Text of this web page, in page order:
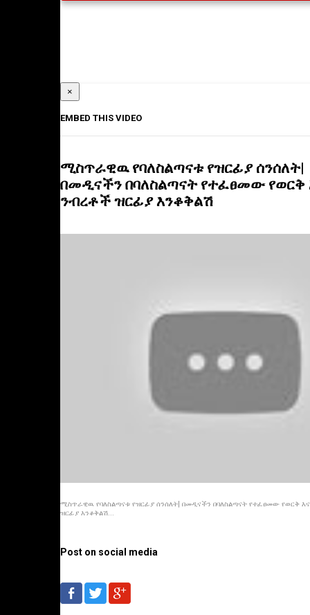
×
EMBED THIS VIDEO
ሚስጥራዊዉ የባለስልጣናቱ የዝርፊያ ሰንሰለት|
በመዲናችን በባለስልጣናት የተፈፀመው የወርቅ
ንብረቶች ዝርፊያ እንቆቅልሽ
ሚስጥራዊዉ የባለስልጣናቱ የዝርፊያ ሰንሰለት| በመዲናችን በባለስልጣናት የተፈፀመው የወርቅ
ዝርፊያ እንቆቅልሽ...
Post on social media